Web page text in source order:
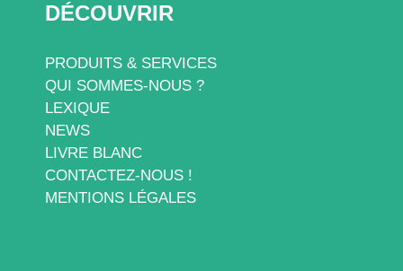
DÉCOUVRIR
PRODUITS & SERVICES
QUI SOMMES-NOUS ?
LEXIQUE
NEWS
LIVRE BLANC
CONTACTEZ-NOUS !
MENTIONS LÉGALES